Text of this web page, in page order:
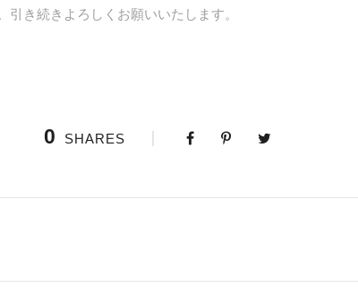
き続きよろしくお願いいたします。
0 SHARES